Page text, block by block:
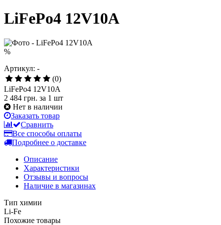
LiFePo4 12V10A
%
Артикул: -
(0)
LiFePo4 12V10A
2 484 грн. за 1 шт
Нет в наличии
Заказать товар
Сравнить
Все способы оплаты
Подробнее о доставке
Описание
Характеристики
Отзывы и вопросы
Наличие в магазинах
Тип химии
Li-Fe
Похожие товары